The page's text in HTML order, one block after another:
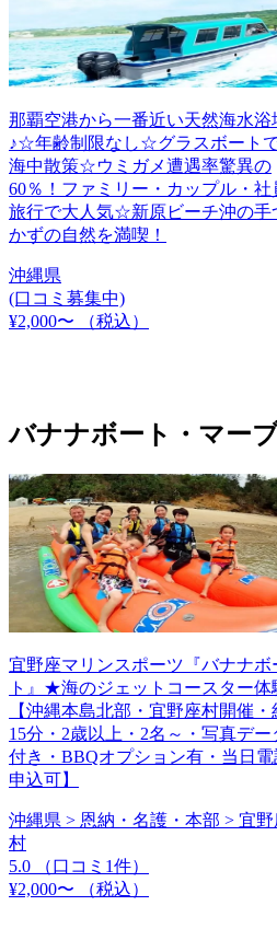
那覇空港から一番近い天然海水浴
♪☆年齢制限なし☆グラスボート
海中散策☆ウミガメ遭遇率驚異の
60％！ファミリー・カップル・社
旅行で大人気☆新原ビーチ沖の手
かずの自然を満喫！
沖縄県
(口コミ募集中)
¥2,000〜
（税込）
バナナボート・マー
宜野座マリンスポーツ『バナナボ
ト』★海のジェットコースター体
【沖縄本島北部・宜野座村開催・
15分・2歳以上・2名～・写真デー
付き・BBQオプション有・当日電
申込可】
沖縄県 > 恩納・名護・本部 > 宜野
村
5.0
（口コミ1件）
¥2,000〜
（税込）